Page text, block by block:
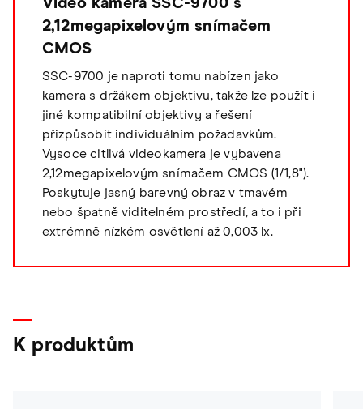
Video kamera SSC-9700 s
2,12megapixelovým snímačem
CMOS
SSC-9700 je naproti tomu nabízen jako
kamera s držákem objektivu, takže lze použít i
jiné kompatibilní objektivy a řešení
přizpůsobit individuálním požadavkům.
Vysoce citlivá videokamera je vybavena
2,12megapixelovým snímačem CMOS (1/1,8").
Poskytuje jasný barevný obraz v tmavém
nebo špatně viditelném prostředí, a to i při
extrémně nízkém osvětlení až 0,003 lx.
K produktům